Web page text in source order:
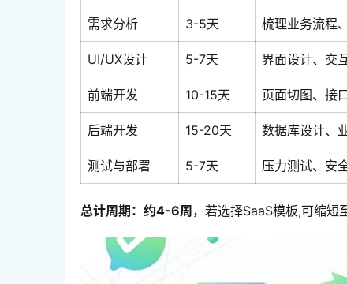
需求分析 3-5天 梳理业务流程
UI/UX设计 5-7天 界面设计、交
前端开发 10-15天 页面切图、接
后端开发 15-20天 数据库设计、
测试与部署 5-7天 压力测试、安
总计周期：约4-6周，若选择SaaS模板,可缩短